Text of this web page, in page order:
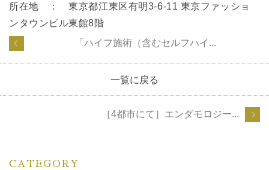
所在地 ： 東京都江東区有明3‐6‐11 東京ファッショ
ンタウンビル東館8階
「ハイフ施術（含むセルフハイ...
一覧に戻る
［4都市にて］エンダモロジー...
CATEGORY